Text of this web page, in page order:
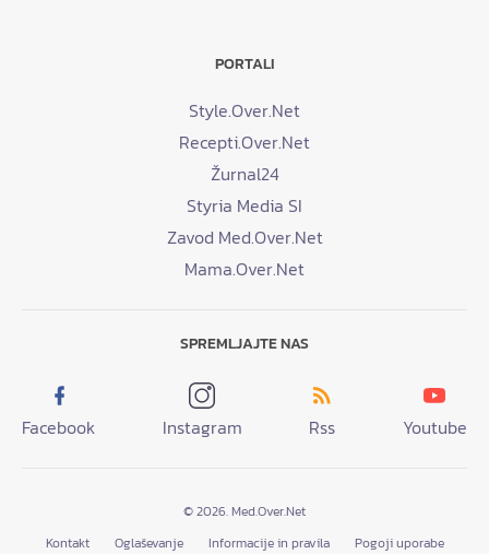
PORTALI
Style.Over.Net
Recepti.Over.Net
Žurnal24
Styria Media SI
Zavod Med.Over.Net
Mama.Over.Net
SPREMLJAJTE NAS
Facebook Instagram Rss Youtube
© 2026. Med.Over.Net
Kontakt
Oglaševanje Informacije in pravila Pogoji uporabe